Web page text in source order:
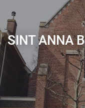
SINT ANNA